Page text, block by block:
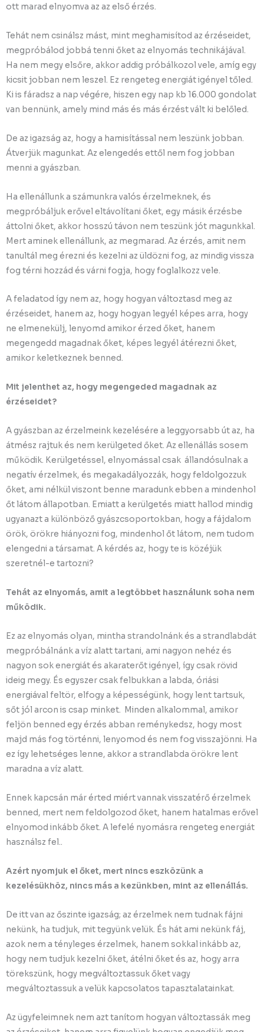
ott marad elnyomva az az első érzés.
Tehát nem csinálsz mást, mint meghamisítod az érzéseidet,
megpróbálod jobbá tenni őket az elnyomás technikájával.
Ha nem megy elsőre, akkor addig próbálkozol vele, amíg egy
kicsit jobban nem leszel. Ez rengeteg energiát igényel tőled.
Ki is fáradsz a nap végére, hiszen egy nap kb 16.000 gondolat
van bennünk, amely mind más és más érzést vált ki belőled.
De az igazság az, hogy a hamisítással nem leszünk jobban.
Átverjük magunkat. Az elengedés ettől nem fog jobban
menni a gyászban.
Ha ellenállunk a számunkra valós érzelmeknek, és
megpróbáljuk erővel eltávolítani őket, egy másik érzésbe
áttolni őket, akkor hosszú távon nem teszünk jót magunkkal.
Mert aminek ellenállunk, az megmarad. Az érzés, amit nem
tanultál meg érezni és kezelni az üldözni fog, az mindig vissza
fog térni hozzád és várni fogja, hogy foglalkozz vele.
A feladatod így nem az, hogy hogyan változtasd meg az
érzéseidet, hanem az, hogy hogyan legyél képes arra, hogy
ne elmenekülj, lenyomd amikor érzed őket, hanem
megengedd magadnak őket, képes legyél átérezni őket,
amikor keletkeznek benned.
Mit jelenthet az, hogy megengeded magadnak az
érzéseidet?
A gyászban az érzelmeink kezelésére a leggyorsabb út az, ha
átmész rajtuk és nem kerülgeted őket. Az ellenállás sosem
működik. Kerülgetéssel, elnyomással csak állandósulnak a
negatív érzelmek, és megakadályozzák, hogy feldolgozzuk
őket, ami nélkül viszont benne maradunk ebben a mindenhol
őt látom állapotban. Emiatt a kerülgetés miatt hallod mindig
ugyanazt a különböző gyászcsoportokban, hogy a fájdalom
örök, örökre hiányozni fog, mindenhol őt látom, nem tudom
elengedni a társamat. A kérdés az, hogy te is közéjük
szeretnél-e tartozni?
Tehát az elnyomás, amit a legtöbbet használunk soha nem
működik.
Ez az elnyomás olyan, mintha strandolnánk és a strandlabdát
megpróbálnánk a víz alatt tartani, ami nagyon nehéz és
nagyon sok energiát és akaraterőt igényel, így csak rövid
ideig megy. És egyszer csak felbukkan a labda, óriási
energiával feltör, elfogy a képességünk, hogy lent tartsuk,
sőt jól arcon is csap minket. Minden alkalommal, amikor
feljön benned egy érzés abban reménykedsz, hogy most
majd más fog történni, lenyomod és nem fog visszajönni. Ha
ez így lehetséges lenne, akkor a strandlabda örökre lent
maradna a víz alatt.
Ennek kapcsán már érted miért vannak visszatérő érzelmek
benned, mert nem feldolgozod őket, hanem hatalmas erővel
elnyomod inkább őket. A lefelé nyomásra rengeteg energiát
használsz fel..
Azért nyomjuk el őket, mert nincs eszközünk a
kezelésükhöz, nincs más a kezünkben, mint az ellenállás.
De itt van az őszinte igazság; az érzelmek nem tudnak fájni
nekünk, ha tudjuk, mit tegyünk velük. És hát ami nekünk fáj,
azok nem a tényleges érzelmek, hanem sokkal inkább az,
hogy nem tudjuk kezelni őket, átélni őket és az, hogy arra
törekszünk, hogy megváltoztassuk őket vagy
megváltoztassuk a velük kapcsolatos tapasztalatainkat.
Az ügyfeleimnek nem azt tanítom hogyan változtassák meg